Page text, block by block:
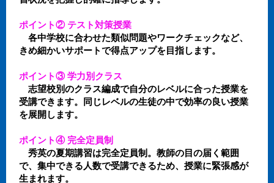
ポイント② テスト対策授業
各中学校に合わせた類似問題やワークチェックなど、
きめ細かいサポートで得点アップを目指します。
ポイント③ 学力別クラス
志望校別のクラス編成で自分のレベルに合った授業を
受講できます。同じレベルの生徒の中で効率の良い授業
を展開します。
ポイント④ 完全定員制
秀英の夏期講習は完全定員制。教師の目の届く範囲
で、集中できる人数で受講できるため、授業に緊張感が
生まれます。